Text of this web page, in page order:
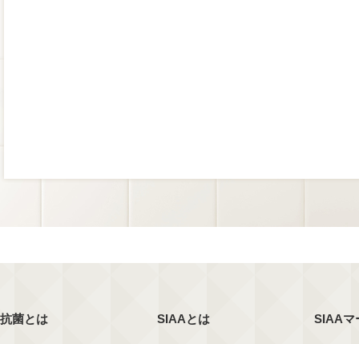
抗菌とは SIAAとは SIAAマ